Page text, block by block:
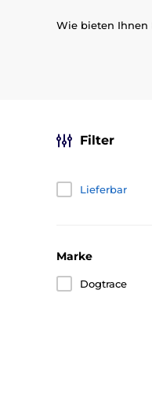
Wie bieten Ihnen
Filter
Lieferbar
Marke
Dogtrace